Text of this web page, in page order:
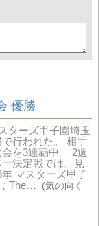
優勝
ターズ甲子園埼玉
行われた。 相手
を3連覇中。 2週
決定戦では、見
マスターズ甲子
The…
気の向く